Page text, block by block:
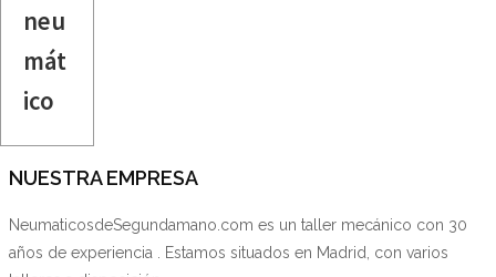
neu
mát
ico
NUESTRA EMPRESA
NeumaticosdeSegundamano.com es un taller mecánico con 30
años de experiencia . Estamos situados en Madrid, con varios